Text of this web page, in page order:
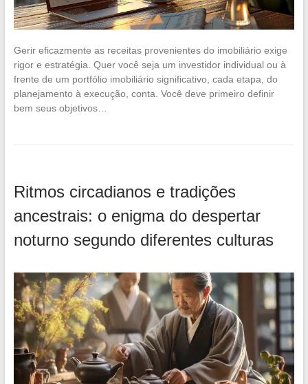
Gerir eficazmente as receitas provenientes do imobiliário exige
rigor e estratégia. Quer você seja um investidor individual ou à
frente de um portfólio imobiliário significativo, cada etapa, do
planejamento à execução, conta. Você deve primeiro definir
bem seus objetivos…
Ritmos circadianos e tradições
ancestrais: o enigma do despertar
noturno segundo diferentes culturas